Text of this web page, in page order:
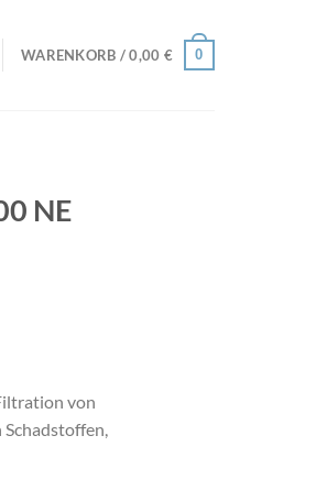
WARENKORB /0,00 € 0
NE
von